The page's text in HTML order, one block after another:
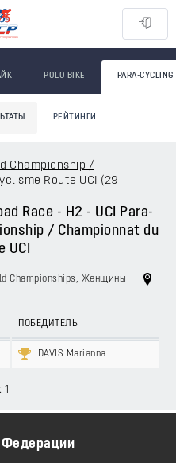
POLO BIKE PARA-CYCLING
РЕЙТИНГИ
Championship /
Route UCI (29
Race - H2 - UCI Para-
/ Championnat du
UCI
Championships , Женщины
ПОБЕДИТЕЛЬ
DAVIS Marianna
1
Федерации